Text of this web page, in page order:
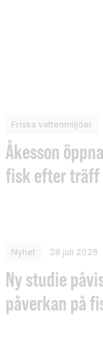
Friska vattenmiljöer
Åkesson
fisk efter träff
Nyhet 28 juli 2026
Ny studie
påverkan på